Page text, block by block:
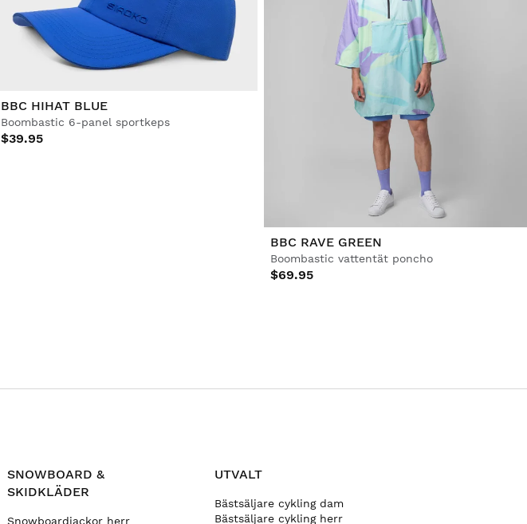
BBC HIHAT BLUE
Boombastic 6-panel sportkeps
$39.95
BBC RAVE GREEN
Boombastic vattentät poncho
$69.95
SNOWBOARD &
SKIDKLÄDER
Snowboardjackor herr
UTVALT
Bästsäljare cykling dam
Bästsäljare cykling herr